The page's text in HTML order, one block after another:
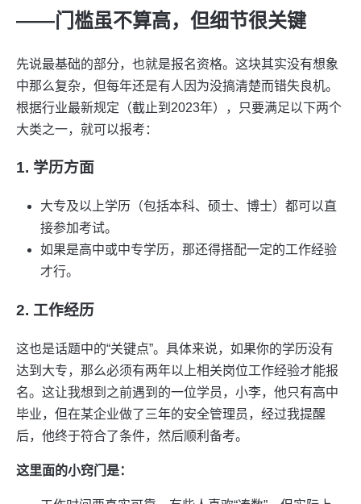
——门槛虽不算高，但细节很关键
先说最基础的部分，也就是报名资格。这块其实没有想象
中那么复杂，但每年还是有人因为没搞清楚而错失良机。
根据行业最新规定（截止到2023年），只要满足以下两个
大类之一，就可以报考：
1. 学历方面
大专及以上学历（包括本科、硕士、博士）都可以直
接参加考试。
如果是高中或中专学历，那还得搭配一定的工作经验
才行。
2. 工作经历
这也是话题中的“关键点”。具体来说，如果你的学历没有
达到大专，那么必须有两年以上相关岗位工作经验才能报
名。这让我想到之前遇到的一位学员，小李，他只有高中
毕业，但在某企业做了三年的安全管理员，经过我提醒
后，他终于符合了条件，然后顺利备考。
这里面的小窍门是：